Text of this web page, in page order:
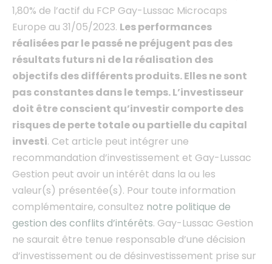
1,80% de l’actif du FCP Gay-Lussac Microcaps
Europe au 31/05/2023. Les performances
réalisées par le passé ne préjugent pas des
résultats futurs ni de la réalisation des
objectifs des différents produits.Elles ne sont
pas constantes dans le temps. L’investisseur
doit être conscient qu’investir comporte des
risques de perte totale ou partielle du capital
investi. Cet article peut intégrer une
recommandation d’investissement et Gay-Lussac
Gestion peut avoir un intérêt dans la ou les
valeur(s) présentée(s). Pour toute information
complémentaire, consultez notre politique de
gestion des conflits d’intérêts. Gay-Lussac Gestion
ne saurait être tenue responsable d’une décision
d’investissement ou de désinvestissement prise sur